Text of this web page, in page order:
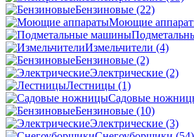
Бензиновые (22)
Моющие
Измельчители (4)
Бензиновые (2)
Электрические (2)
Лестницы (1)
Садовые
Бензиновые (10)
Электрические (3)